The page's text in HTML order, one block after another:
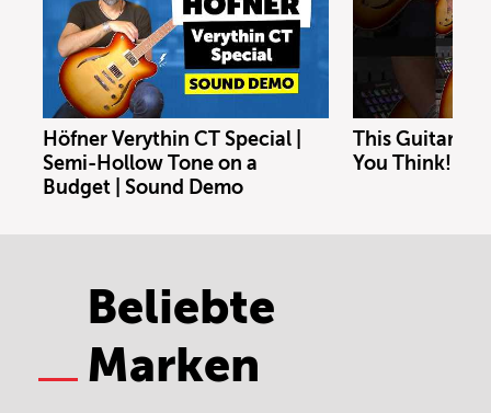
Höfner Verythin CT Special |
Semi-Hollow Tone on a
Budget | Sound Demo
This Guitar
You Think!
Beliebte
Marken